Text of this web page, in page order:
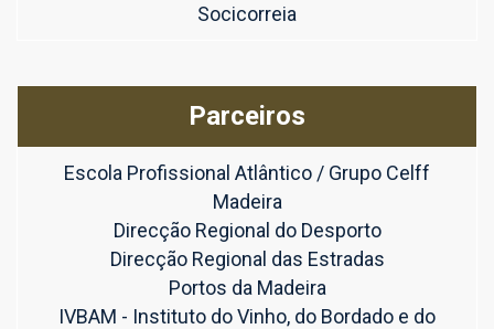
Socicorreia
Parceiros
Escola Profissional Atlântico / Grupo Celff
Madeira
Direcção Regional do Desporto
Direcção Regional das Estradas
Portos da Madeira
IVBAM - Instituto do Vinho, do Bordado e do